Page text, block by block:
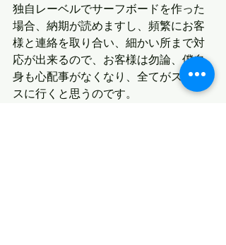
独自レーベルでサーフボードを作った
場合、納期が読めますし、頻繁にお客
様と連絡を取り合い、細かい所まで対
応が出来るので、お客様は勿論、僕自
身も心配事がなくなり、全てがスムー
スに行くと思うのです。